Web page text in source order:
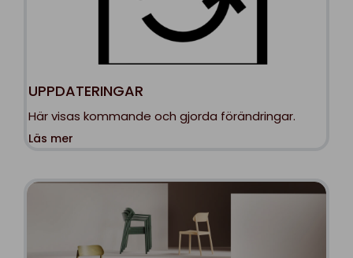
UPPDATERINGAR
Här visas kommande och gjorda förändringar.
Läs mer